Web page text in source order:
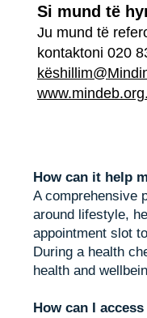
Si mund të
Ju mund të
kontaktoni 020
How can it help
A comprehensive
around lifestyle,
appointment slot
During a health
health and
How can I